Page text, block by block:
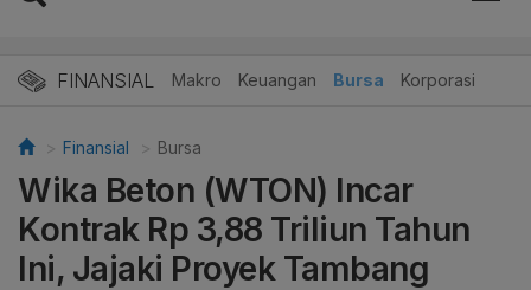
FINANSIAL Makro Keuangan Bursa Korporasi
Finansial Bursa
Wika Beton (WTON) Incar
Kontrak Rp 3,88 Triliun Tahun
Ini, Jajaki Proyek Tambang